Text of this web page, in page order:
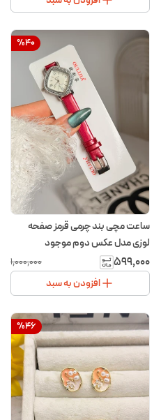
%40
ساعت مچی بند چرمی قرمز صفحه
لوزی مدل عکس دوم موجود
۵۹۹٬۰۰۰ ۱٬۰۰۰٬۰۰۰
افزودن به سبد
%46